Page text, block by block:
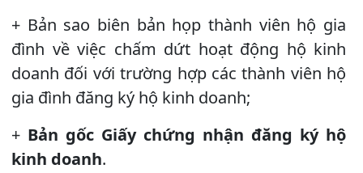
+ Bản sao biên bản họp thành viên hộ gia
đình về việc chấm dứt hoạt động hộ kinh
doanh đối với trường hợp các thành viên hộ
gia đình đăng ký hộ kinh doanh;
+ Bản gốc Giấy chứng nhận đăng ký hộ
kinh doanh.